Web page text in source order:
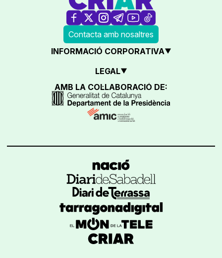
Contacta amb nosaltres
INFORMACIÓ CORPORATIVA
LEGAL
AMB LA COL·LABORACIÓ DE: